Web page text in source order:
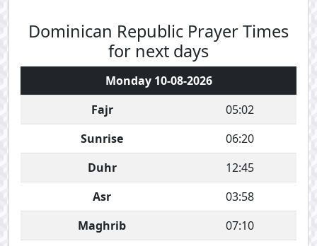
Dominican Republic Prayer Times
for next days
Monday 10-08-2026
Fajr
05:02
Sunrise
06:20
Duhr
12:45
Asr
03:58
Maghrib
07:10